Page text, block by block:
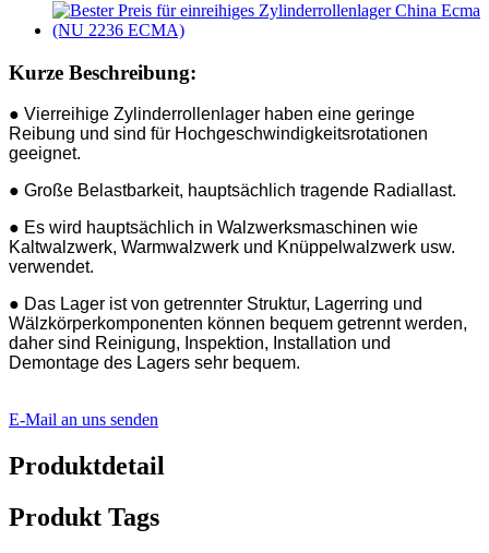
Kurze Beschreibung:
● Vierreihige Zylinderrollenlager haben eine geringe
Reibung und sind für Hochgeschwindigkeitsrotationen
geeignet.
● Große Belastbarkeit, hauptsächlich tragende Radiallast.
● Es wird hauptsächlich in Walzwerksmaschinen wie
Kaltwalzwerk, Warmwalzwerk und Knüppelwalzwerk usw.
verwendet.
● Das Lager ist von getrennter Struktur, Lagerring und
Wälzkörperkomponenten können bequem getrennt werden,
daher sind Reinigung, Inspektion, Installation und
Demontage des Lagers sehr bequem.
E-Mail an uns senden
Produktdetail
Produkt Tags